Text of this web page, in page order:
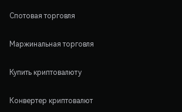
Спотовая торговля
Маржинальная торговля
Купить криптовалюту
Конвертер криптовалют